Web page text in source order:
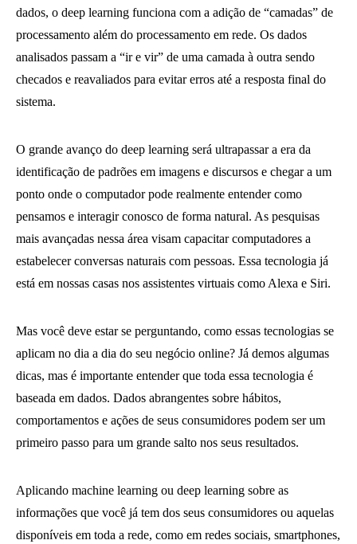
dados, o deep learning funciona com a adição de “camadas” de
processamento além do processamento em rede. Os dados
analisados passam a “ir e vir” de uma camada à outra sendo
checados e reavaliados para evitar erros até a resposta final do
sistema.
O grande avanço do deep learning será ultrapassar a era da
identificação de padrões em imagens e discursos e chegar a um
ponto onde o computador pode realmente entender como
pensamos e interagir conosco de forma natural. As pesquisas
mais avançadas nessa área visam capacitar computadores a
estabelecer conversas naturais com pessoas. Essa tecnologia já
está em nossas casas nos assistentes virtuais como Alexa e Siri.
Mas você deve estar se perguntando, como essas tecnologias se
aplicam no dia a dia do seu negócio online? Já demos algumas
dicas, mas é importante entender que toda essa tecnologia é
baseada em dados. Dados abrangentes sobre hábitos,
comportamentos e ações de seus consumidores podem ser um
primeiro passo para um grande salto nos seus resultados.
Aplicando machine learning ou deep learning sobre as
informações que você já tem dos seus consumidores ou aquelas
disponíveis em toda a rede, como em redes sociais, smartphones,